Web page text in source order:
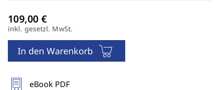
inkl. gesetzl. MwSt.
In den Warenkorb
eBook PDF